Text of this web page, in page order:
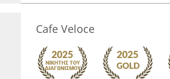
Cafe Veloce